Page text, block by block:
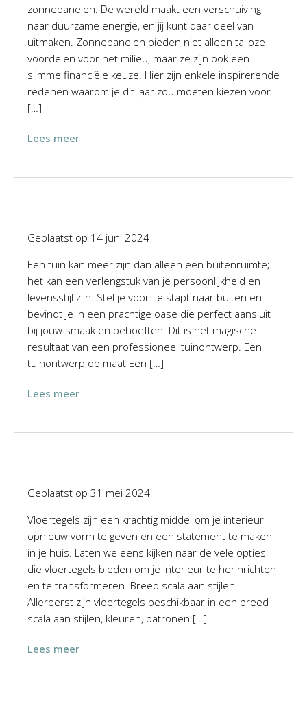
zonnepanelen. De wereld maakt een verschuiving
naar duurzame energie, en jij kunt daar deel van
uitmaken. Zonnepanelen bieden niet alleen talloze
voordelen voor het milieu, maar ze zijn ook een
slimme financiële keuze. Hier zijn enkele inspirerende
redenen waarom je dit jaar zou moeten kiezen voor
[…]
Lees meer
Geplaatst op 14 juni 2024
Een tuin kan meer zijn dan alleen een buitenruimte;
het kan een verlengstuk van je persoonlijkheid en
levensstijl zijn. Stel je voor: je stapt naar buiten en
bevindt je in een prachtige oase die perfect aansluit
bij jouw smaak en behoeften. Dit is het magische
resultaat van een professioneel tuinontwerp. Een
tuinontwerp op maat Een […]
Lees meer
Geplaatst op 31 mei 2024
Vloertegels zijn een krachtig middel om je interieur
opnieuw vorm te geven en een statement te maken
in je huis. Laten we eens kijken naar de vele opties
die vloertegels bieden om je interieur te herinrichten
en te transformeren. Breed scala aan stijlen
Allereerst zijn vloertegels beschikbaar in een breed
scala aan stijlen, kleuren, patronen […]
Lees meer